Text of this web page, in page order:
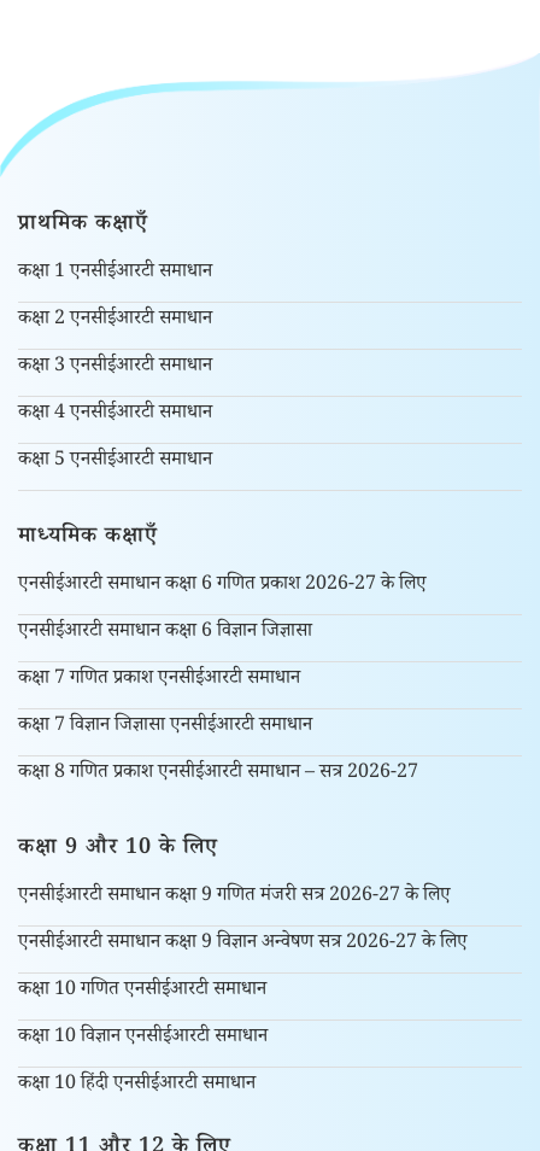
प्राथमिक कक्षाएँ
कक्षा 1 एनसीईआरटी समाधान
कक्षा 2 एनसीईआरटी समाधान
कक्षा 3 एनसीईआरटी समाधान
कक्षा 4 एनसीईआरटी समाधान
कक्षा 5 एनसीईआरटी समाधान
माध्यमिक कक्षाएँ
एनसीईआरटी समाधान कक्षा 6 गणित प्रकाश 2026-27 के लिए
एनसीईआरटी समाधान कक्षा 6 विज्ञान जिज्ञासा
कक्षा 7 गणित प्रकाश एनसीईआरटी समाधान
कक्षा 7 विज्ञान जिज्ञासा एनसीईआरटी समाधान
कक्षा 8 गणित प्रकाश एनसीईआरटी समाधान – सत्र 2026-27
कक्षा 9 और 10 के लिए
एनसीईआरटी समाधान कक्षा 9 गणित मंजरी सत्र 2026-27 के लिए
एनसीईआरटी समाधान कक्षा 9 विज्ञान अन्वेषण सत्र 2026-27 के लिए
कक्षा 10 गणित एनसीईआरटी समाधान
कक्षा 10 विज्ञान एनसीईआरटी समाधान
कक्षा 10 हिंदी एनसीईआरटी समाधान